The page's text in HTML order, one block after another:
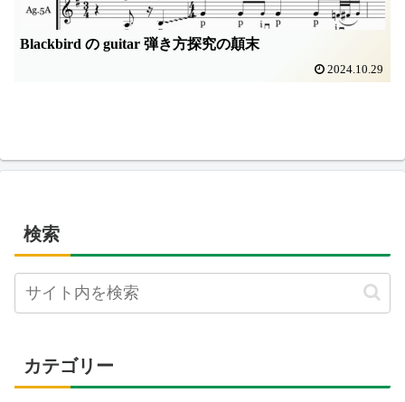
Blackbird の guitar 弾き方探究の顛末
2024.10.29
検索
カテゴリー